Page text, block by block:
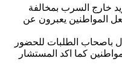
خارج السرب بمخالفة
المواطنين يعبرون عن
باصحاب الطلبات للحضور
كما اكد المستشار